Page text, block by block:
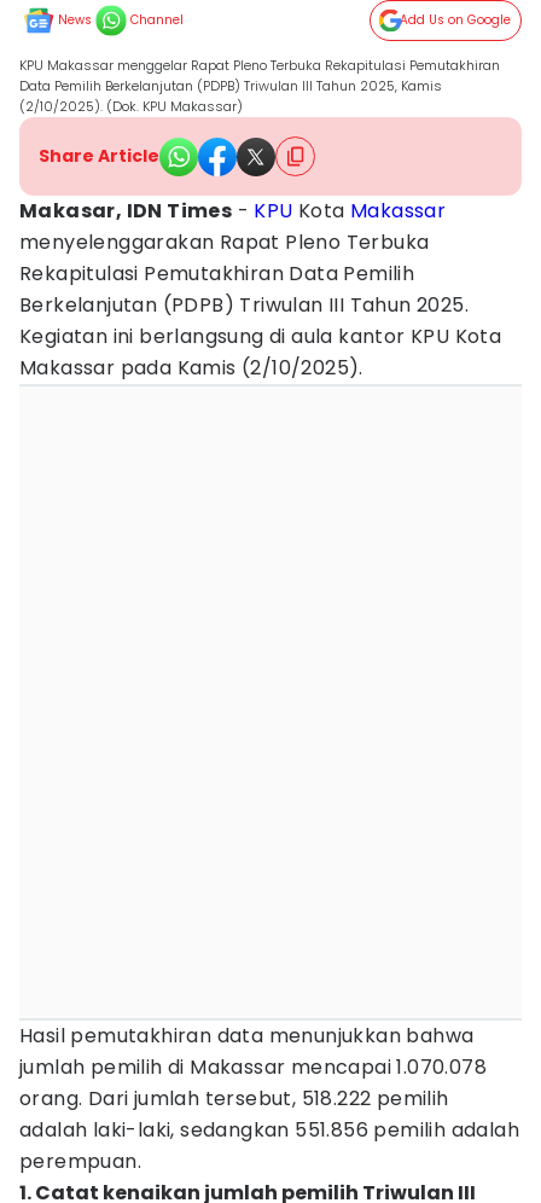
News Channel Add Us on Google
KPU Makassar menggelar Rapat Pleno Terbuka Rekapitulasi Pemutakhiran
Data Pemilih Berkelanjutan (PDPB) Triwulan III Tahun 2025, Kamis
(2/10/2025). (Dok. KPU Makassar)
Share Article
Makasar, IDN Times - KPU Kota Makassar
menyelenggarakan Rapat Pleno Terbuka
Rekapitulasi Pemutakhiran Data Pemilih
Berkelanjutan (PDPB) Triwulan III Tahun 2025.
Kegiatan ini berlangsung di aula kantor KPU Kota
Makassar pada Kamis (2/10/2025).
Hasil pemutakhiran data menunjukkan bahwa
jumlah pemilih di Makassar mencapai 1.070.078
orang. Dari jumlah tersebut, 518.222 pemilih
adalah laki-laki, sedangkan 551.856 pemilih adalah
perempuan.
1. Catat kenaikan jumlah pemilih Triwulan III